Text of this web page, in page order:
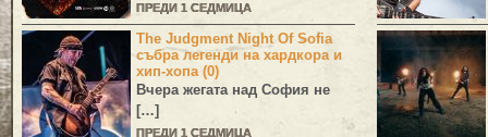
ПРЕДИ 1 СЕДМИЦА
The Judgment Night Of Sofia
събра легенди на хардкора и
хип-хопа (0)
Вчера жегата над София не
[…]
ПРЕДИ 1 СЕДМИЦА